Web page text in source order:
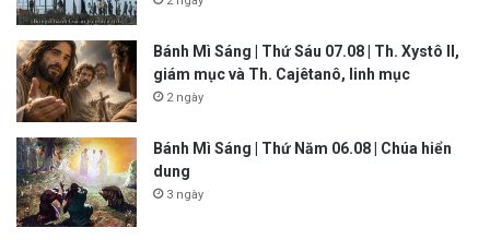
Bánh Mì Sáng | Thứ Sáu 07.08 | Th. Xystô II,
giám mục và Th. Cajêtanô, linh mục
2 ngày
Bánh Mì Sáng | Thứ Năm 06.08 | Chúa hiển
dung
3 ngày